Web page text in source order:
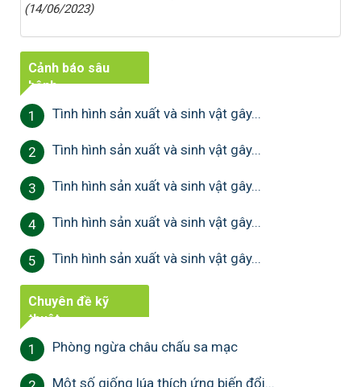
(14/06/2023)
Cảnh báo sâu
bệnh
1 Tình hình sản xuất và sinh vật gây...
2 Tình hình sản xuất và sinh vật gây...
3 Tình hình sản xuất và sinh vật gây...
4 Tình hình sản xuất và sinh vật gây...
5 Tình hình sản xuất và sinh vật gây...
Chuyên đề kỹ
thuật
1 Phòng ngừa châu chấu sa mạc
Một số giống lúa thích ứng biến đổi...